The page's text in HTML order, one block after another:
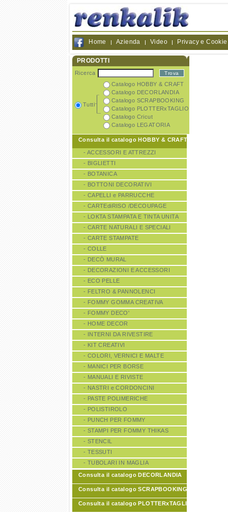
Home Azienda Video Privacy e Cookie
PRODOTTI
Ricerca
Tutti
Catalogo HOBBY & CRAFT
Catalogo DECORLANDIA
Catalogo SCRAPBOOKING
Catalogo PLOTTERxTAGLIO
Catalogo Cricut
Catalogo LEGATORIA
Consulta il catalogo HOBBY & CRAFT
- ACCESSORI E ATTREZZI
- BIGLIETTI
- BOTANICA
- BOTTONI DECORATIVI
- CAPELLI e PARRUCCHE
- CARTEdiRISO /DECOUPAGE
- LOKTA STAMPATA E TINTA UNITA
- CARTE NATURALI E SPECIALI
- CARTE STAMPATE
- COLLE
- DECÒ MURAL
- DECORAZIONI E ACCESSORI
- ECO PELLE
- FELTRO & PANNOLENCI
- FOMMY GOMMA CREATIVA
- FOMMY DECO'
- HOME DECOR
- INTERNI DA RIVESTIRE
- KIT CREATIVI
- COLORI, VERNICI E MALTE
- MANICI PER BORSE
- MANUALI E RIVISTE
- NASTRI e CORDONCINI
- PASTE POLIMERICHE
- POLISTIROLO
- PUNCH PER FOMMY
- STAMPI PER FOMMY THIKAS
- STENCIL
- TESSUTI
- TUBOLARI IN MAGLIA
Consulta il catalogo DECORLANDIA
Consulta il catalogo SCRAPBOOKING
Consulta il catalogo PLOTTERxTAGLIO